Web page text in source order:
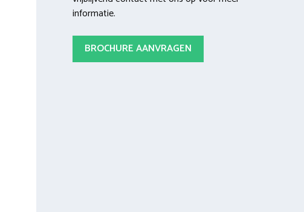
informatie.
BROCHURE AANVRAGEN